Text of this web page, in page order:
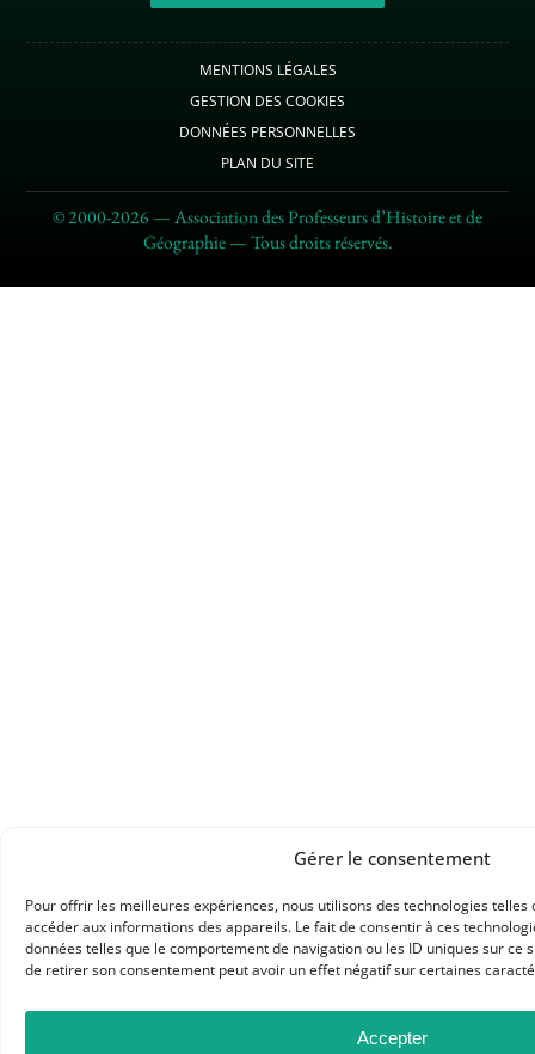
Gérer le consentement
Pour offrir les meilleures expériences, nous utilisons des technologies
accéder aux informations des appareils. Le fait de consentir à ces
données telles que le comportement de navigation ou les ID uniques sur ce
de retirer son consentement peut avoir un effet négatif sur certaines
Accepter
MENTIONS LÉGALES
GESTION DES COOKIES
DONNÉES PERSONNELLES
PLAN DU SITE
© 2000-2026 — Association des Professeurs d’Histoire et de
Géographie — Tous droits réservés.